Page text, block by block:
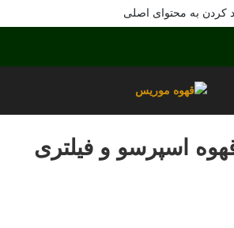
کردن به محتوای اصلی
اسپرسو و فیلتری